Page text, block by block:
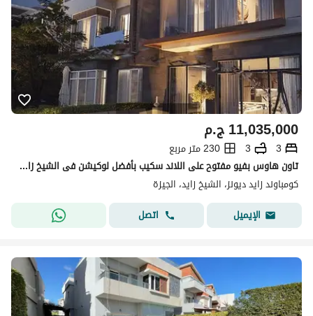
ج.م11,035,000
3
3
230 متر مربع
تاون هاوس بفيو مفتوح على اللاند سكيب بأفضل لوكيشن فى الشيخ زايد بجوار بيفرلى هيلز
كومباوند زايد ديونز، الشيخ زايد، الجيزة
الإيميل
اتصل